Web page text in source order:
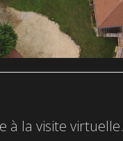
à la visite virtuelle.